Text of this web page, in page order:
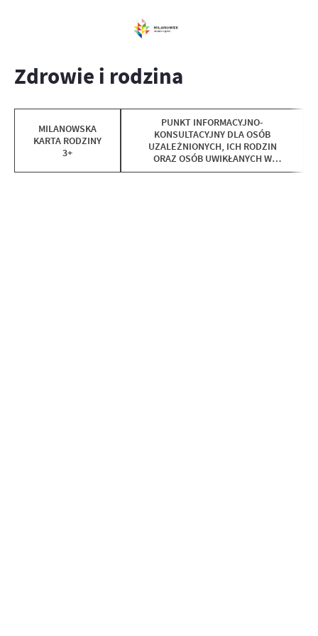
Zdrowie i rodzina
MILANOWSKA
KARTA RODZINY
3+
PUNKT INFORMACYJNO-
KONSULTACYJNY DLA OSÓB
UZALEŻNIONYCH, ICH RODZIN
ORAZ OSÓB UWIKŁANYCH W
PRZEMOC